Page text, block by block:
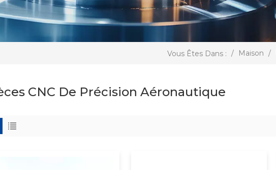
Vous Êtes Dans : / Maison /
CNC De Précision Aéronautique